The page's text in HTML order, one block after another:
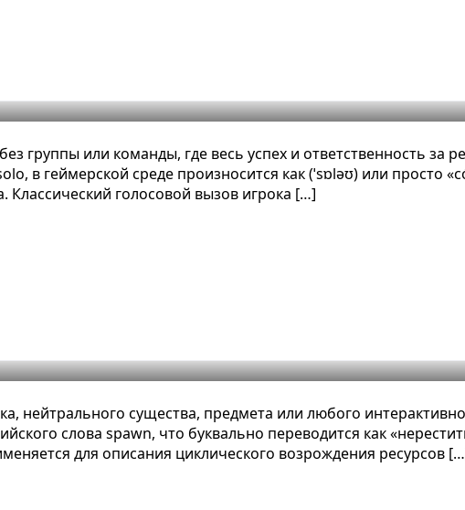
определение, примеры и виды
группы или команды, где весь успех и ответственность за
в геймерской среде произносится как (ˈsɒləʊ) или просто
голосовой вызов игрока […]
определение, примеры и виды
нейтрального существа, предмета или любого
слова spawn, что буквально переводится как
для описания циклического возрождения ресурсов